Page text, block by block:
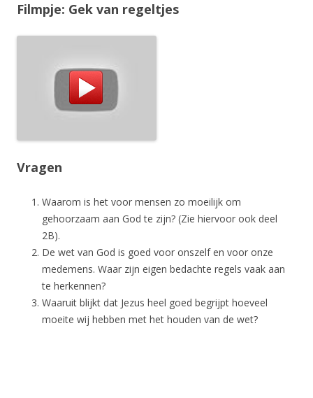
Filmpje: Gek van regeltjes
Vragen
Waarom is het voor mensen zo moeilijk om
gehoorzaam aan God te zijn? (Zie hiervoor ook deel
2B).
De wet van God is goed voor onszelf en voor onze
medemens. Waar zijn eigen bedachte regels vaak aan
te herkennen?
Waaruit blijkt dat Jezus heel goed begrijpt hoeveel
moeite wij hebben met het houden van de wet?